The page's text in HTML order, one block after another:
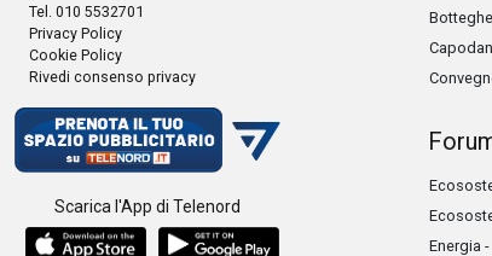
Tel. 010 5532701
Privacy Policy
Cookie Policy
Rivedi consenso privacy
Scarica l'App di Telenord
Energia